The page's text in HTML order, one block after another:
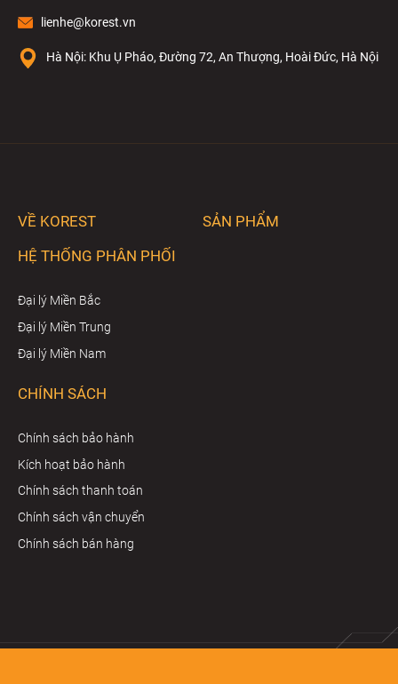
lienhe@korest.vn
Hà Nội: Khu Ụ Pháo, Đường 72, An Thượng, Hoài Đức, Hà Nội
VỀ KOREST
SẢN PHẨM
HỆ THỐNG PHÂN PHỐI
Đại lý Miền Bắc
Đại lý Miền Trung
Đại lý Miền Nam
CHÍNH SÁCH
Chính sách bảo hành
Kích hoạt bảo hành
Chính sách thanh toán
Chính sách vận chuyển
Chính sách bán hàng